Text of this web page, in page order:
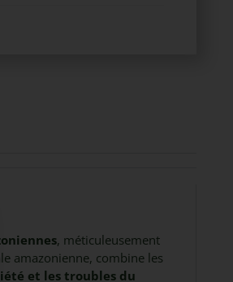
, méticuleusement
amazonienne, combine les
et les troubles du